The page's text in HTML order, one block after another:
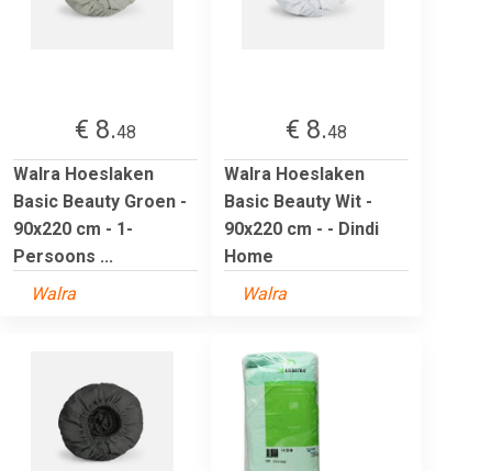
€ 8.48
Walra Hoeslaken
Basic Beauty Groen -
90x220 cm - 1-
Persoons ...
Walra
€ 8.48
Walra Hoeslaken
Basic Beauty Wit -
90x220 cm - - Dindi
Home
Walra